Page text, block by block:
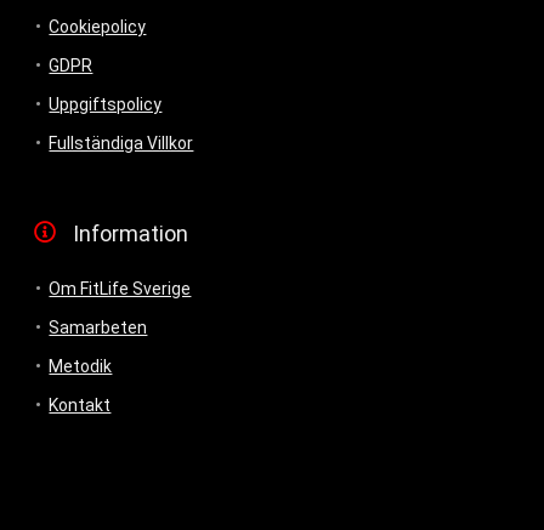
Cookiepolicy
GDPR
Uppgiftspolicy
Fullständiga Villkor
Information
Om FitLife Sverige
Samarbeten
Metodik
Kontakt